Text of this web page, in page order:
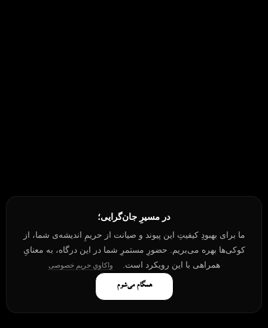
در مسیرِ جان‌گرایی؛
ما برای بهبودِ کیفیتِ این پیوند و صیانت از حریمِ اندیشه‌ی شما، از
کوکی‌ها بهره می‌بریم. حضورِ مستمرِ شما در این درگاه، به معنایِ
همراهی با این رویکرد است.
واکاویِ حریم خصوصی
همگام می‌شوم